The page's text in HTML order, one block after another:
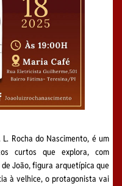
L. Rocha do Nascimento, é um
curtos que explora, com
João, figura arquetípica que
à velhice, o protagonista vai